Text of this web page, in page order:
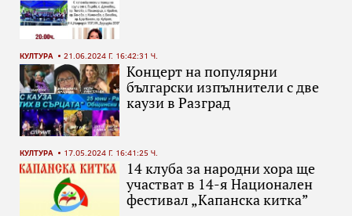
КУЛТУРА 21.06.2024 Г. 16:42:31 Ч.
Концерт на популярни
български изпълнители с две
каузи в Разград
КУЛТУРА 17.05.2024 Г. 16:41:25 Ч.
14 клуба за народни хора ще
участват в 14-я Национален
фестивал „Капанска китка”